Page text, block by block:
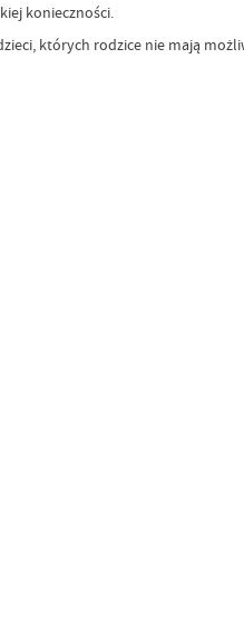
konieczności.
których rodzice nie mają